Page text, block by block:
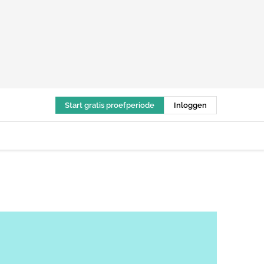
Start gratis proefperiode Inloggen